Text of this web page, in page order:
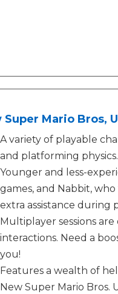
Super Mario Bros,
A variety of playable
and platforming physics.
Younger and less-
games, and Nabbit,
extra assistance during
Multiplayer sessions
interactions. Need a
you!
Features a wealth of
New Super Mario